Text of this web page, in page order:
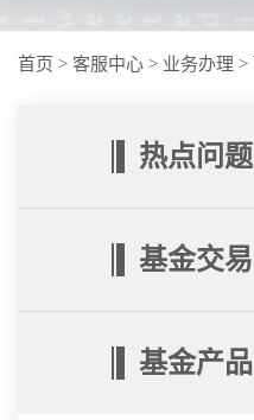
首页 > 客服中心 > 业务办理 >
热点问题
基金交易
基金产品